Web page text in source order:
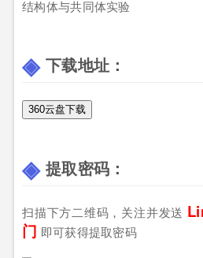
结构体与共同体实验
下载地址：
360云盘下载
提取密码：
扫描下方二维码，关注并发送
门 即可获得提取密码